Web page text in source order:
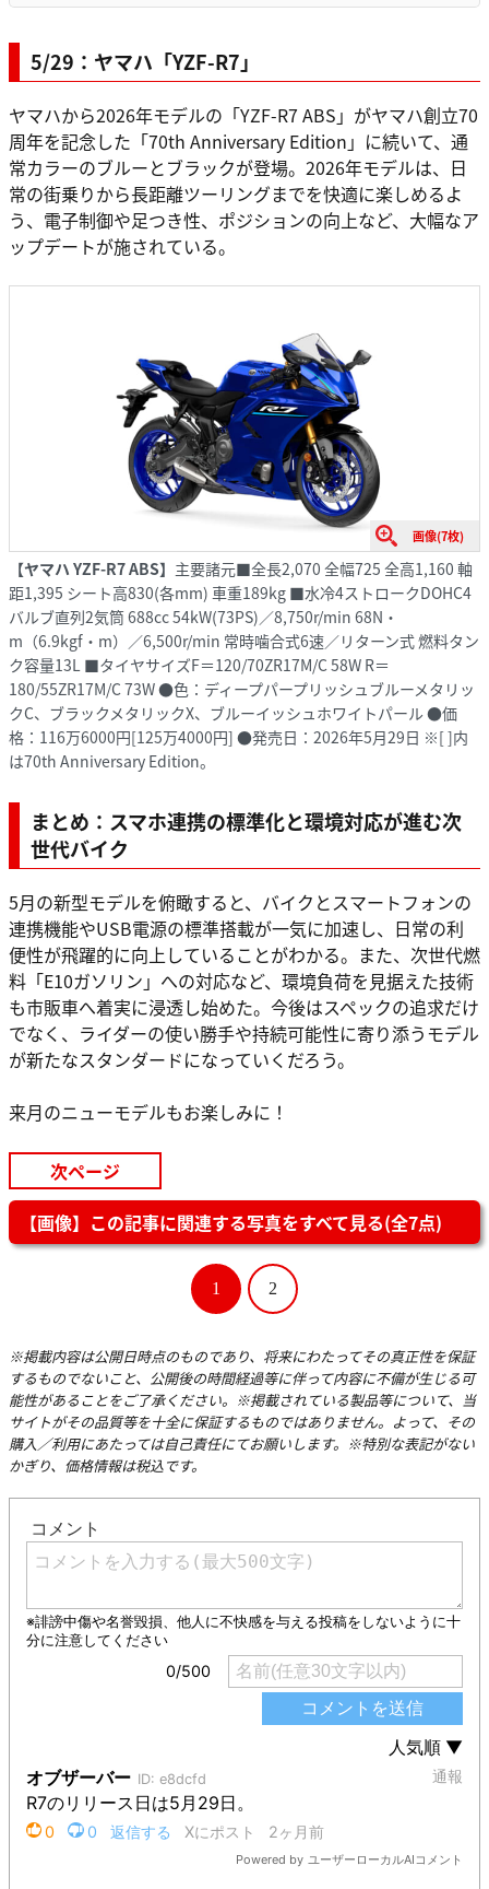
5/29：ヤマハ「YZF-R7」
ヤマハから2026年モデルの「YZF-R7 ABS」がヤマハ創立70
周年を記念した「70th Anniversary Edition」に続いて、通
常カラーのブルーとブラックが登場。2026年モデルは、日
常の街乗りから長距離ツーリングまでを快適に楽しめるよ
う、電子制御や足つき性、ポジションの向上など、大幅なア
ップデートが施されている。
画像(7枚)
【ヤマハ YZF-R7 ABS】 主要諸元■全長2,070 全幅725 全高1,160 軸
距1,395 シート高830(各mm) 車重189kg ■水冷4ストロークDOHC4
バルブ直列2気筒 688cc 54kW(73PS)／8,750r/min 68N・
m（6.9kgf・m）／6,500r/min 常時噛合式6速／リターン式 燃料タン
ク容量13L ■タイヤサイズF＝120/70ZR17M/C 58W R＝
180/55ZR17M/C 73W ●色：ディープパープリッシュブルーメタリッ
クC、ブラックメタリックX、ブルーイッシュホワイトパール ●価
格：116万6000円[125万4000円] ●発売日：2026年5月29日 ※[ ]内
は70th Anniversary Edition。
まとめ：スマホ連携の標準化と環境対応が進む次
世代バイク
5月の新型モデルを俯瞰すると、バイクとスマートフォンの
連携機能やUSB電源の標準搭載が一気に加速し、日常の利
便性が飛躍的に向上していることがわかる。また、次世代燃
料「E10ガソリン」への対応など、環境負荷を見据えた技術
も市販車へ着実に浸透し始めた。今後はスペックの追求だけ
でなく、ライダーの使い勝手や持続可能性に寄り添うモデル
が新たなスタンダードになっていくだろう。
来月のニューモデルもお楽しみに！
次ページ
【画像】この記事に関連する写真をすべて見る(全7点)
1 2
※掲載内容は公開日時点のものであり、将来にわたってその真正性を保証
するものでないこと、公開後の時間経過等に伴って内容に不備が生じる可
能性があることをご了承ください。※掲載されている製品等について、当
サイトがその品質等を十全に保証するものではありません。よって、その
購入／利用にあたっては自己責任にてお願いします。※特別な表記がない
かぎり、価格情報は税込です。